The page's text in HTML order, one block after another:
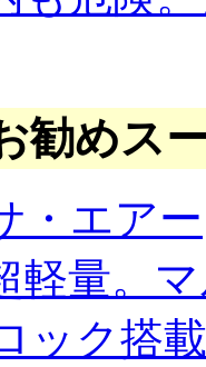
勧めス
・エアー
軽量。
ック搭